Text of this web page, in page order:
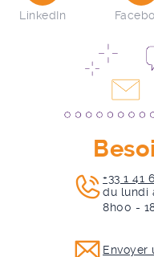
LinkedIn
+33 1 41
du lundi
8h00 -
Envoyer